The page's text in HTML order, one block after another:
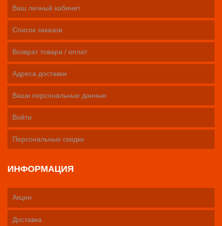
Ваш личный кабинет
Список заказов
Возврат товара / оплат
Адреса доставки
Ваши персональные данные
Войти
Персональные скидки
ИНФОРМАЦИЯ
Акции
Доставка